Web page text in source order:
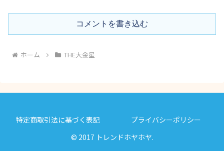
コメントを書き込む
ホーム THE大金星
特定商取引法に基づく表記
プライバシーポリシー
© 2017 トレンドホヤホヤ.